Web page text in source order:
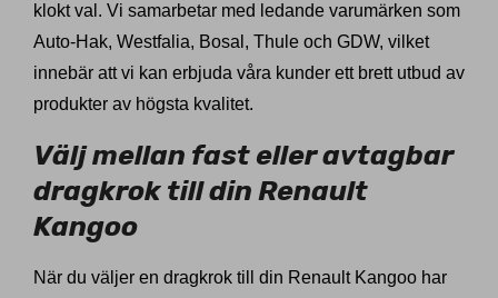
klokt val. Vi samarbetar med ledande varumärken som
Auto-Hak, Westfalia, Bosal, Thule och GDW, vilket
innebär att vi kan erbjuda våra kunder ett brett utbud av
produkter av högsta kvalitet.
Välj mellan fast eller avtagbar
dragkrok till din Renault
Kangoo
När du väljer en dragkrok till din Renault Kangoo har